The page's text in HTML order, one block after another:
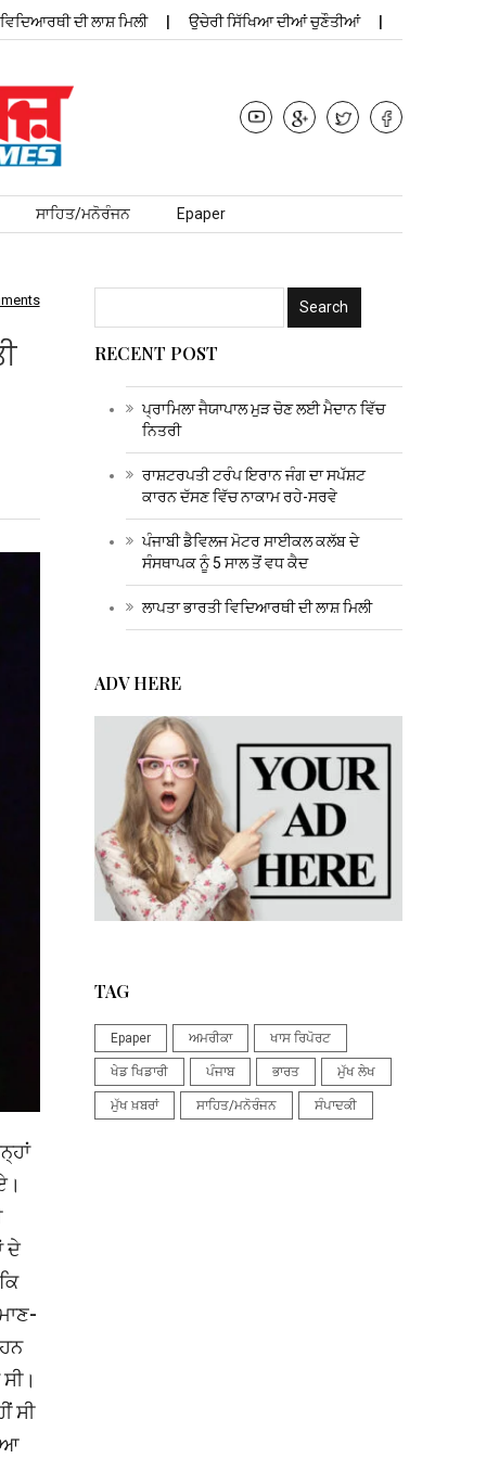
ਦੀ ਲਾਸ਼ ਮਿਲੀ ਉਚੇਰੀ ਸਿੱਖਿਆ ਦੀਆਂ ਚੁਣੌਤੀਆਂ
ਸਾਹਿਤ/ਮਨੋਰੰਜਨ Epaper
ਦੇ
ਸੀ
RECENT POST
ਪ੍ਰਾਮਿਲਾ ਜੈਯਾਪਾਲ ਮੁੜ ਚੋਣ ਲਈ ਮੈਦਾਨ ਵਿੱਚ
ਨਿਤਰੀ
ਰਾਸ਼ਟਰਪਤੀ ਟਰੰਪ ਇਰਾਨ ਜੰਗ ਦਾ ਸਪੱਸ਼ਟ
ਕਾਰਨ ਦੱਸਣ ਵਿੱਚ ਨਾਕਾਮ ਰਹੇ-ਸਰਵੇ
ਪੰਜਾਬੀ ਡੈਵਿਲਜ ਮੋਟਰ ਸਾਈਕਲ ਕਲੱਬ ਦੇ
ਸੰਸਥਾਪਕ ਨੂੰ 5 ਸਾਲ ਤੋਂ ਵਧ ਕੈਦ
ਲਾਪਤਾ ਭਾਰਤੀ ਵਿਦਿਆਰਥੀ ਦੀ ਲਾਸ਼ ਮਿਲੀ
ADV HERE
TAG
Epaper ਅਮਰੀਕਾ ਖਾਸ ਰਿਪੋਰਟ
ਖੇਡ ਖਿਡਾਰੀ ਪੰਜਾਬ ਭਾਰਤ ਮੁੱਖ ਲੇਖ
ਮੁੱਖ ਖ਼ਬਰਾਂ ਸਾਹਿਤ/ਮਨੋਰੰਜਨ ਸੰਪਾਦਕੀ